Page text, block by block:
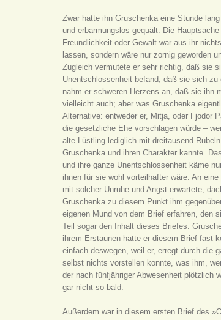
Zwar hatte ihn Gruschenka eine Stunde
und erbarmungslos gequält. Die
Freundlichkeit oder Gewalt war aus ihr
lassen, sondern wäre nur zornig geworden
Zugleich vermutete er sehr richtig, daß sie
Unentschlossenheit befand, daß sie sich
nahm er schweren Herzens an, daß sie ihn
vielleicht auch; aber was Gruschenka
Alternative: entweder er, Mitja, oder Fjodor
die gesetzliche Ehe vorschlagen würde –
alte Lüstling lediglich mit dreitausend
Gruschenka und ihren Charakter kannte.
und ihre ganze Unentschlossenheit käme
ihnen für sie wohl vorteilhafter wäre. An
mit solcher Unruhe und Angst erwartete,
Gruschenka zu diesem Punkt ihm
eigenen Mund von dem Brief erfahren, den
Teil sogar den Inhalt dieses Briefes.
ihrem Erstaunen hatte er diesem Brief fast
einfach deswegen, weil er, erregt durch die
selbst nichts vorstellen konnte, was ihm,
der nach fünfjähriger Abwesenheit plötzlich
gar nicht so bald.
Außerdem war in diesem ersten Brief des